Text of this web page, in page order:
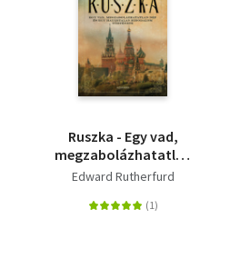
Ruszka - Egy vad,
megzabolázhatatlan
nép és egy határtalan
Edward Rutherfurd